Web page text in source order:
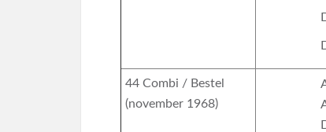
44 Combi / Bestel
(november 1968)